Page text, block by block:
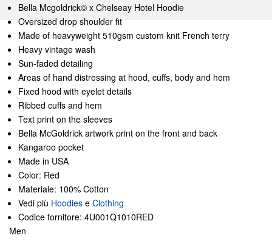
Bella Mcgoldrick© x Chelseay Hotel Hoodie
Oversized drop shoulder fit
Made of heavyweight 510gsm custom knit French terry
Heavy vintage wash
Sun-faded detailing
Areas of hand distressing at hood, cuffs, body and hem
Fixed hood with eyelet details
Ribbed cuffs and hem
Text print on the sleeves
Bella McGoldrick artwork print on the front and back
Kangaroo pocket
Made in USA
Color: Red
Materiale: 100% Cotton
Vedi più Hoodies e Clothing
Codice fornitore: 4U001Q1010RED
Men